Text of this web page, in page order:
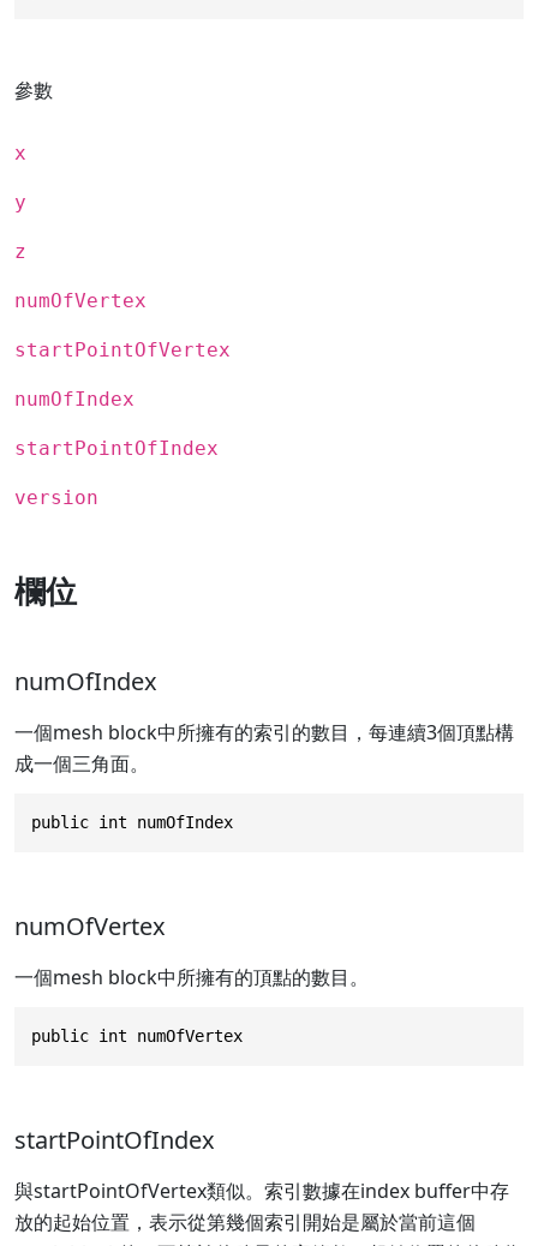
參數
x
y
z
numOfVertex
startPointOfVertex
numOfIndex
startPointOfIndex
version
欄位
numOfIndex
一個mesh block中所擁有的索引的數目，每連續3個頂點構
成一個三角面。
public int numOfIndex
numOfVertex
一個mesh block中所擁有的頂點的數目。
public int numOfVertex
startPointOfIndex
與startPointOfVertex類似。索引數據在index buffer中存
放的起始位置，表示從第幾個索引開始是屬於當前這個